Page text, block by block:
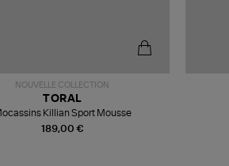
NOUVELLE COLLECTION
189,00 €
TORAL
Killian Sport Mousse